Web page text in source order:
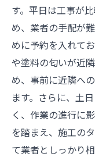
す。平日は工事が
め、業者の手配が
めに予約を入れて
や塗料の匂いが近
め、事前に近隣へ
ます。さらに、土
く、作業の進行に
を踏まえ、施工の
て業者としっかり